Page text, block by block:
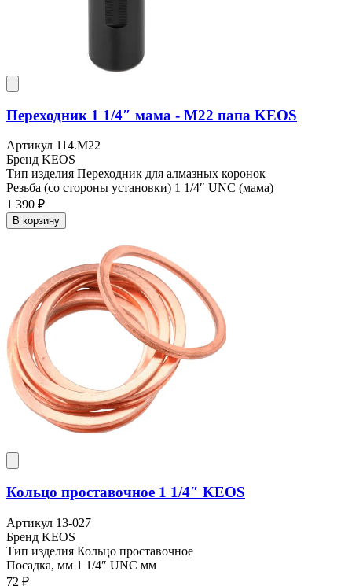
Переходник 1 1/4″ мама - M22 папа KEOS
Артикул 114.M22
Бренд KEOS
Тип изделия Переходник для алмазных коронок
Резьба (со стороны установки) 1 1/4″ UNC (мама)
1 390 ₽
В корзину
Кольцо проставочное 1 1/4″ KEOS
Артикул 13-027
Бренд KEOS
Тип изделия Кольцо проставочное
Посадка, мм 1 1/4″ UNC мм
72 ₽